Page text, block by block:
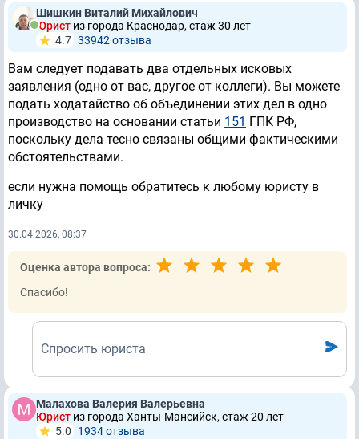
Шишкин Виталий Михайлович
Юрист из города Краснодар, стаж 30 лет
4.7 33942 отзывa
Вам следует подавать два отдельных исковых
заявления (одно от вас, другое от коллеги). Вы можете
подать ходатайство об объединении этих дел в одно
производство на основании статьи 151 ГПК РФ,
поскольку дела тесно связаны общими фактическими
обстоятельствами.
если нужна помощь обратитесь к любому юристу в
личку
30.04.2026, 08:37
Оценка автора вопроса:
Спасибо!
Спросить юриста
Малахова Валерия Валерьевна
Юрист из города Ханты-Мансийск, стаж 20 лет
5.0
1934 отзывa